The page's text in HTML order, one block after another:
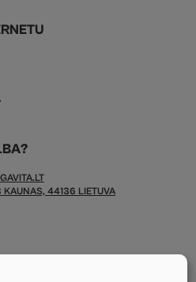
KAUNAS, 44136 LIETUVA